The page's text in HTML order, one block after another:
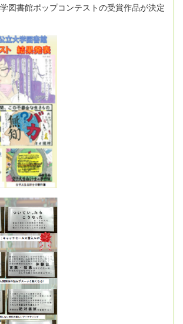
図書館ポップコンテストの受賞作品が決定